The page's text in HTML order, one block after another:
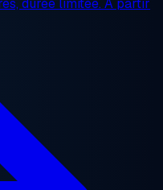
durée limitée. À partir